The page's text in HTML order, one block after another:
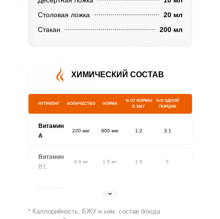
Столовая ложка
20 мл
Стакан
200 мл
ХИМИЧЕСКИЙ СОСТАВ
НУТРИЕНТ КОЛИЧЕСТВО НОРМА
% ОТ НОРМЫ
В 100 Г
% В ОДНОЙ
ПОРЦИИ
Витамин
A
220 мкг 900 мкг 1.2 3.1
Витамин
В1
0.6 мг 1.5 мг 1.9 5
1.8 мг
* Каллорийность, БЖУ и хим. состав блюда